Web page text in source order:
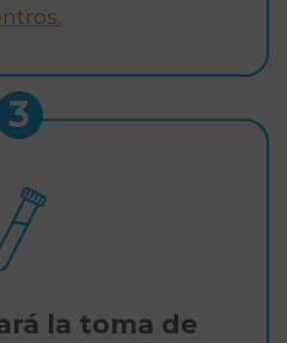
3
la toma de